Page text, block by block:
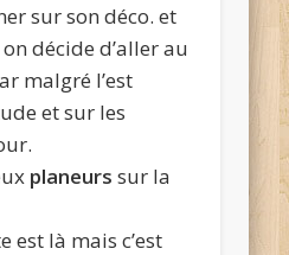
sur son déco. et
décide d’aller au
malgré l’est
et sur les
planeurs sur la
est là mais c’est